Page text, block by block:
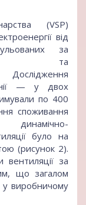
(VSP)
від
за
та
Дослідження
— у двох
по 400
споживання
було на
(рисунок 2).
за
що загалом
у виробничому